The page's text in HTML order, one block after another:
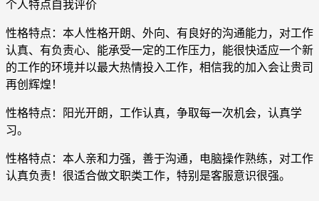
个人特点自我评价
性格特点：本人性格开朗、外向、有良好的沟通能力，对工作
认真、有负责心、能承受一定的工作压力，能很快适应一个新
的工作的环境并以最大热情投入工作，相信我的加入会让贵司
再创辉煌！
性格特点：阳光开朗，工作认真，争取每一次机会，认真学
习。
性格特点：本人亲和力强，善于沟通，电脑操作熟练，对工作
认真负责！很适合做文职类工作，特别是客服意识很强。